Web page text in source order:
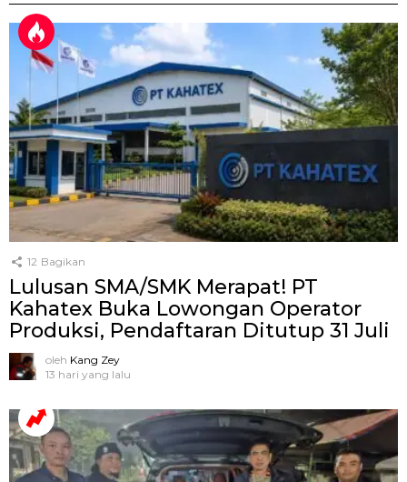
12 Bagikan
Lulusan SMA/SMK Merapat! PT
Kahatex Buka Lowongan Operator
Produksi, Pendaftaran Ditutup 31 Juli
oleh Kang Zey
13 hari yang lalu